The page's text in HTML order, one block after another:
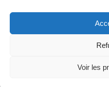
Voir les